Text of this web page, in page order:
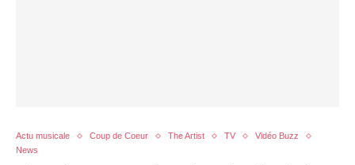
Actu musicale Coup de Coeur The Artist TV
Vidéo Buzz
News